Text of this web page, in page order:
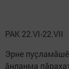
РАК 22.VI-22.VII
Эрне
ăнланма